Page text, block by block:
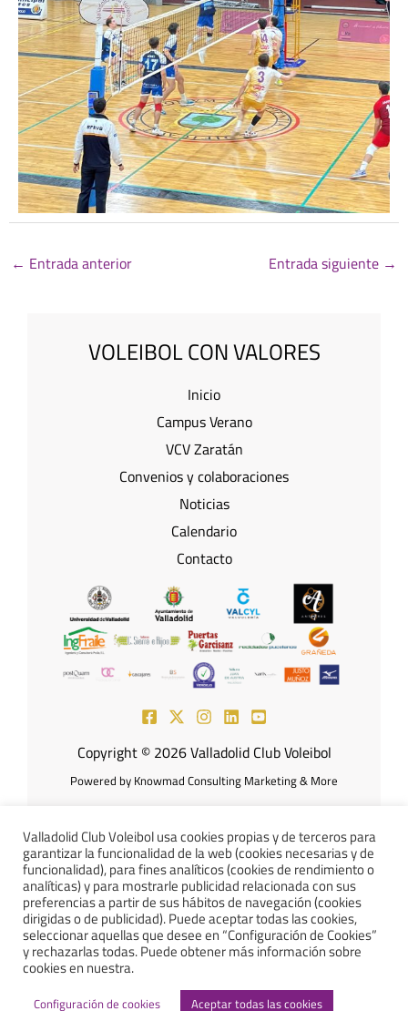
← Entrada anterior Entrada siguiente →
VOLEIBOL CON VALORES
Inicio
Campus Verano
VCV Zaratán
Convenios y colaboraciones
Noticias
Calendario
Contacto
Copyright © 2026 Valladolid Club Voleibol
Powered by Knowmad Consulting Marketing & More
Aviso Legal Política de
Cookies Política de
Privacidad Declaración de
Accesibilidad
Valladolid Club Voleibol usa cookies propias y de terceros para
garantizar la funcionalidad de la web (cookies necesarias y de
funcionalidad), para fines analíticos (cookies de rendimiento o
analíticas) y para mostrarle publicidad relacionada con sus
preferencias a partir de sus hábitos de navegación (cookies
dirigidas o de publicidad). Puede aceptar todas las cookies,
seleccionar aquellas que desee en “Configuración de Cookies”
y rechazarlas todas. Puede obtener más información sobre
cookies en nuestra.
Configuración de cookies Aceptar todas las cookies